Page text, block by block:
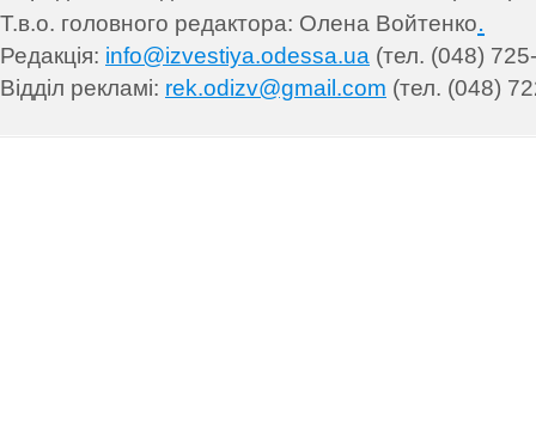
Т.в.о. головного редактора: Олена Войтенко.
Редакція: info@izvestiya.odessa.ua (тел. (048)
Відділ рекламі: rek.odizv@gmail.com (тел. (048)